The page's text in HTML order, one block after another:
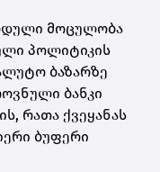
მოცულობა
პოლიტიკის
ბაზარზე
ბანკი
რათა ქვეყანას
ბუფერი